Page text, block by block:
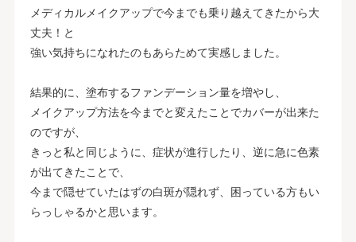
メディカルメイクアップで今までも乗り越えてきたから大
丈夫！と
強い気持ちになれたのもあらためて実感しました。
結果的に、塗布するファンデーション量を増やし、
メイクアップ方法を今までと変えたことでカバーが出来た
のですが、
きっと私と同じように、症状が進行したり、逆に急に色素
が出てきたことで、
今まで隠せていたはずの白斑が隠れず、困っている方もい
らっしゃるかと思います。